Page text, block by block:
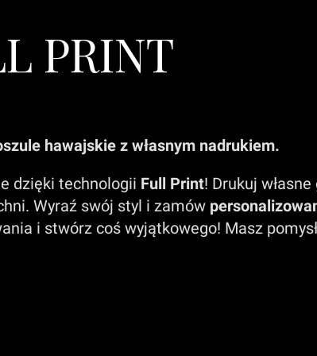
PRINT
hawajskie z własnym nadrukiem.
dzięki technologii Full Print! Drukuj
Wyraź swój styl i zamów
i stwórz coś wyjątkowego! Masz